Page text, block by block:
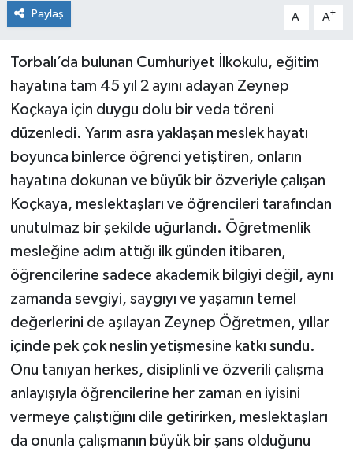
Paylaş A- A+
Torbalı’da bulunan Cumhuriyet İlkokulu, eğitim
hayatına tam 45 yıl 2 ayını adayan Zeynep
Koçkaya için duygu dolu bir veda töreni
düzenledi. Yarım asra yaklaşan meslek hayatı
boyunca binlerce öğrenci yetiştiren, onların
hayatına dokunan ve büyük bir özveriyle çalışan
Koçkaya, meslektaşları ve öğrencileri tarafından
unutulmaz bir şekilde uğurlandı. Öğretmenlik
mesleğine adım attığı ilk günden itibaren,
öğrencilerine sadece akademik bilgiyi değil, aynı
zamanda sevgiyi, saygıyı ve yaşamın temel
değerlerini de aşılayan Zeynep Öğretmen, yıllar
içinde pek çok neslin yetişmesine katkı sundu.
Onu tanıyan herkes, disiplinli ve özverili çalışma
anlayışıyla öğrencilerine her zaman en iyisini
vermeye çalıştığını dile getirirken, meslektaşları
da onunla çalışmanın büyük bir şans olduğunu